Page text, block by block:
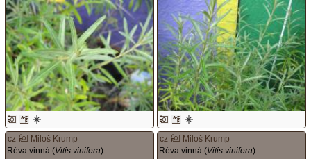
cz
Miloš Krump
Réva vinná (Vitis vinifera)
cz
Miloš Krump
Réva vinná (Vitis vinifera)